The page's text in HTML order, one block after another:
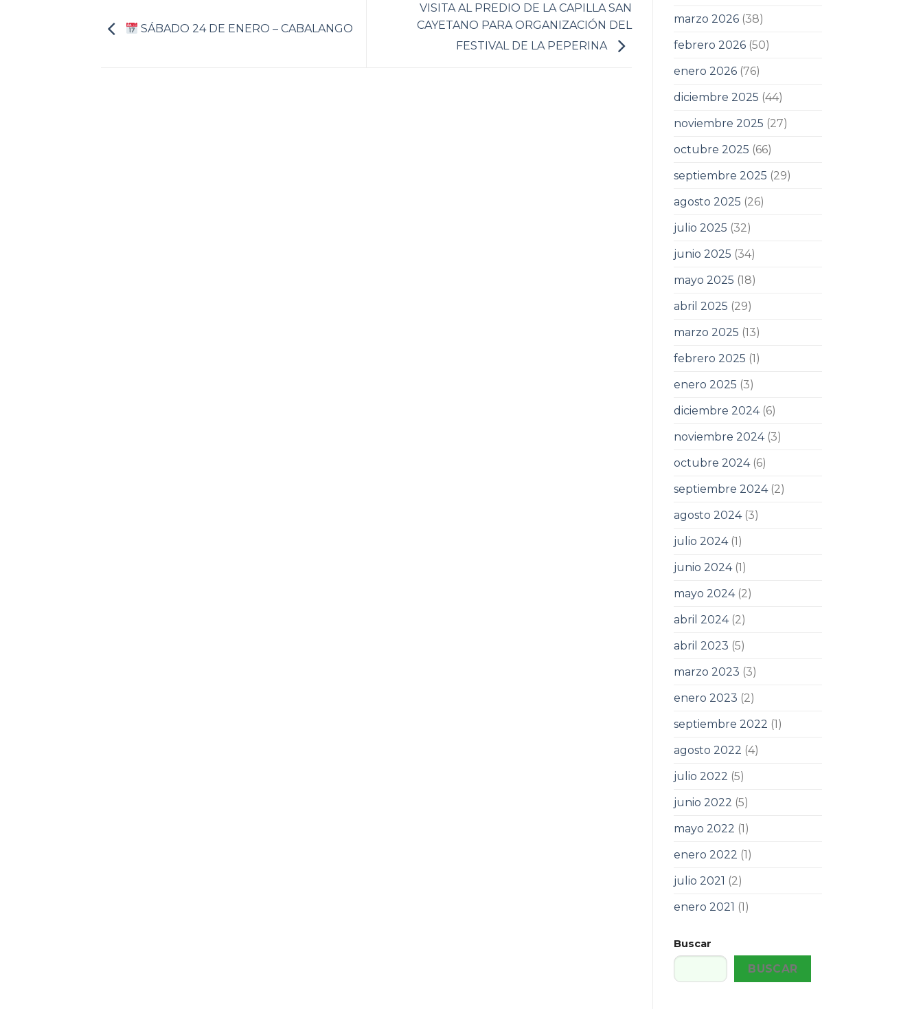
SÁBADO 24 DE ENERO – CABALANGO
VISITA AL PREDIO DE LA CAPILLA SAN
CAYETANO PARA ORGANIZACIÓN DEL
FESTIVAL DE LA PEPERINA
marzo 2026(38)
febrero 2026(50)
enero 2026(76)
diciembre 2025 (44)
noviembre 2025 (27)
octubre 2025 (66)
septiembre 2025 (29)
agosto 2025 (26)
julio 2025 (32)
junio 2025 (34)
mayo 2025 (18)
abril 2025 (29)
marzo 2025 (13)
febrero 2025 (1)
enero 2025 (3)
diciembre 2024(6)
noviembre 2024(3)
octubre 2024(6)
septiembre 2024(2)
agosto 2024(3)
julio 2024(1)
junio 2024(1)
mayo 2024(2)
abril 2024(2)
abril 2023 (5)
marzo 2023 (3)
enero 2023 (2)
septiembre 2022 (1)
agosto 2022 (4)
julio 2022 (5)
junio 2022 (5)
mayo 2022 (1)
enero 2022 (1)
julio 2021 (2)
enero 2021 (1)
Buscar
BUSCAR